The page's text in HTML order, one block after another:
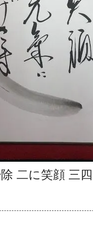
二に笑顔 三